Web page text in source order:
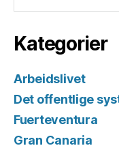
Kategorier
Arbeidslivet
Det offentlige
Fuerteventura
Gran Canaria